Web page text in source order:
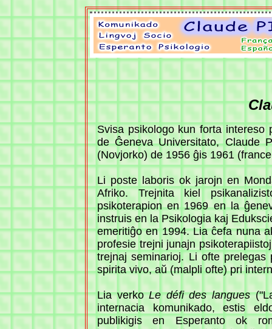
Svisa psikologo kun forta intereso
de Ĝeneva Universitato, Claude
(Novjorko) de 1956 ĝis 1961
Li poste laboris ok jarojn en
Afriko. Trejnita kiel
psikoterapion en 1969 en la
instruis en la Psikologia kaj
emeritiĝo en 1994. Lia ĉefa nuna
profesie trejni junajn
trejnaj seminarioj. Li ofte
spirita vivo, aŭ (malpli ofte) pri
Lia verkoLe défi des langues
internacia komunikado, estis
publikigis en Esperanto ok